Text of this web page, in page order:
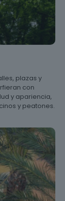
plazas y
con
y apariencia,
y peatones.